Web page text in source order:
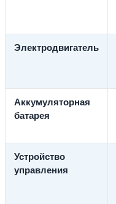
Электродвигатель
Аккумуляторная
батарея
Устройство
управления